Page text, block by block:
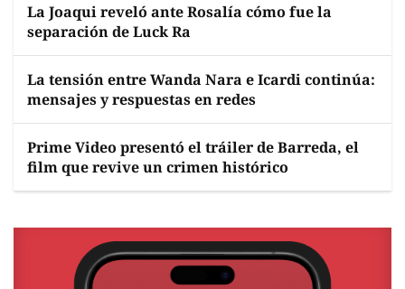
La Joaqui reveló ante Rosalía cómo fue la
separación de Luck Ra
La tensión entre Wanda Nara e Icardi continúa:
mensajes y respuestas en redes
Prime Video presentó el tráiler de Barreda, el
film que revive un crimen histórico